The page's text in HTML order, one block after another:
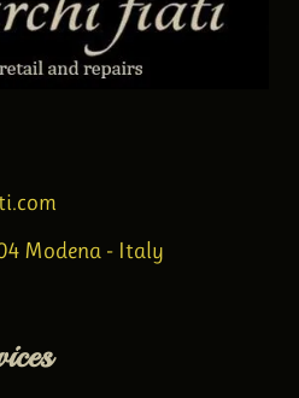
Modena - Italy